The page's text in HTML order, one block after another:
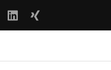
Inhalt
springen
drücken)